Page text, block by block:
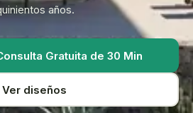
años.
Gratuita de 30 Min
Ver diseños